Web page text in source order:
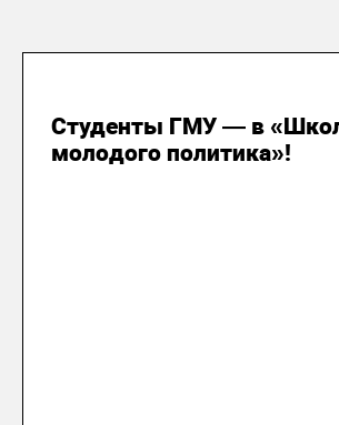
Студенты ГМУ — в
молодого политика»!